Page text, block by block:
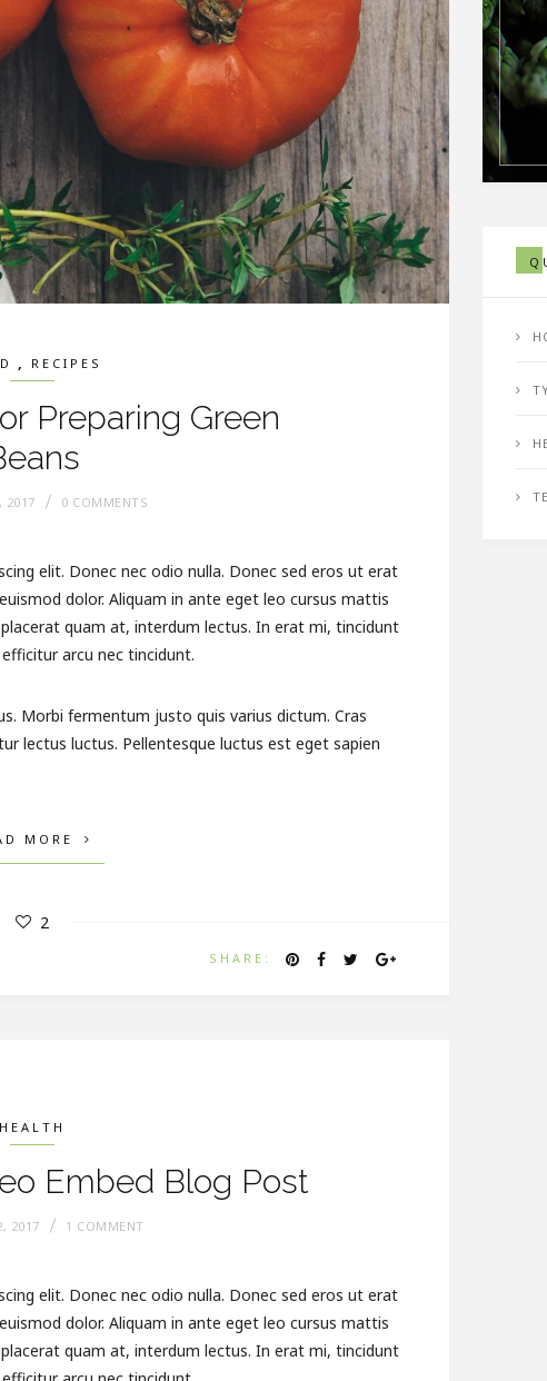
, RECIPES
Preparing Green
2017 0 COMMENTS
elit. Donec nec odio nulla. Donec sed eros ut erat
dolor. Aliquam in ante eget leo cursus mattis
quam at, interdum lectus. In erat mi, tincidunt
arcu nec tincidunt.
Morbi fermentum justo quis varius dictum. Cras
lectus luctus. Pellentesque luctus est eget sapien
MORE
2
SHARE:
HEALTH
Embed Blog Post
2017 1 COMMENT
elit. Donec nec odio nulla. Donec sed eros ut erat
dolor. Aliquam in ante eget leo cursus mattis
quam at, interdum lectus. In erat mi, tincidunt